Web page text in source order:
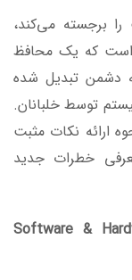
برجسته می‌کند،
است که یک محافظ
دشمن تبدیل شده
توسط خلبانان.
ارائه نکات مثبت
خطرات جدید
Software &